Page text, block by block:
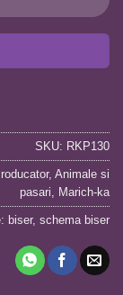
SKU: RKP130
, Animale si
pasari, Marich-ka
biser, schema biser